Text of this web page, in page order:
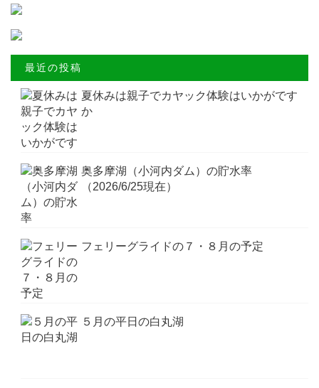
最近の投稿
夏休みは親子でカヤック体験はいかがです
か
奥多摩湖（小河内ダム）の貯水率
（2026/6/25現在）
フェリーグライドの７・８月の予定
５月の平日の白丸湖